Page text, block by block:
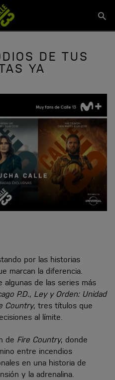
DE TUS
YA
por las historias
marcan la diferencia.
algunas de las series más
P.D., Ley y Orden: Unidad
Country, tres títulos que
al límite.
de Fire Country, donde
entre incendios
en una historia de
y la adrenalina.